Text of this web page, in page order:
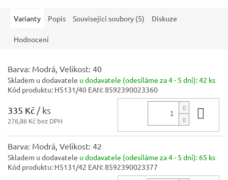
Varianty Popis Související soubory (5) Diskuze
Hodnocení
Barva: Modrá, Velikost: 40
Skladem u dodavatele u dodavatele (odesíláme za 4 - 5 dní):42 ks
Kód produktu: H5131/40 EAN:8592390023360
335 Kč / ks
276,86 Kč bez DPH
Barva: Modrá, Velikost: 42
Skladem u dodavatele u dodavatele (odesíláme za 4 - 5 dní): 65 ks
Kód produktu: H5131/42 EAN:8592390023377